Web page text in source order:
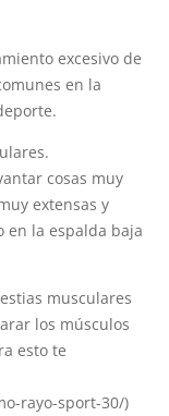
excesivo de
en la
cosas muy
extensas y
en la espalda baja
musculares
los músculos
esto te
rayo-sport-30/)